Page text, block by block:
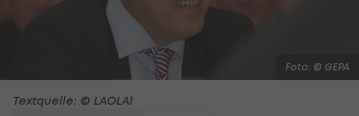
Foto: © GEPA
Textquelle: © LAOLA1